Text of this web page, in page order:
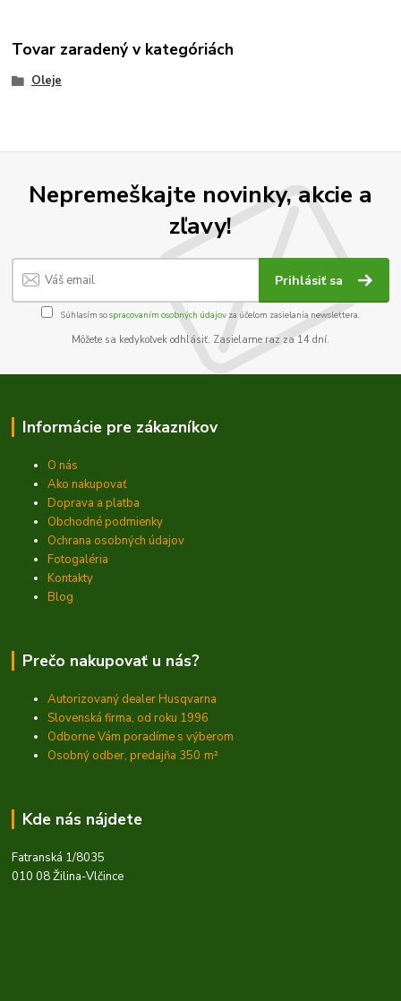
Tovar zaradený v kategóriách
Oleje
Nepremeškajte novinky, akcie a
zľavy!
Prihlásiť sa
Súhlasím sospracovaním osobných údajov za účelom zasielania newslettera.
Môžete sa kedykoľvek odhlásiť. Zasielame raz za 14 dní.
Informácie pre zákazníkov
O nás
Ako nakupovať
Doprava a platba
Obchodné podmienky
Ochrana osobných údajov
Fotogaléria
Kontakty
Blog
Prečo nakupovať u nás?
Autorizovaný dealer Husqvarna
Slovenská firma, od roku 1996
Odborne Vám poradíme s výberom
Osobný odber, predajňa 350 m²
Kde nás nájdete
Fatranská 1/8035
010 08 Žilina-Vlčince